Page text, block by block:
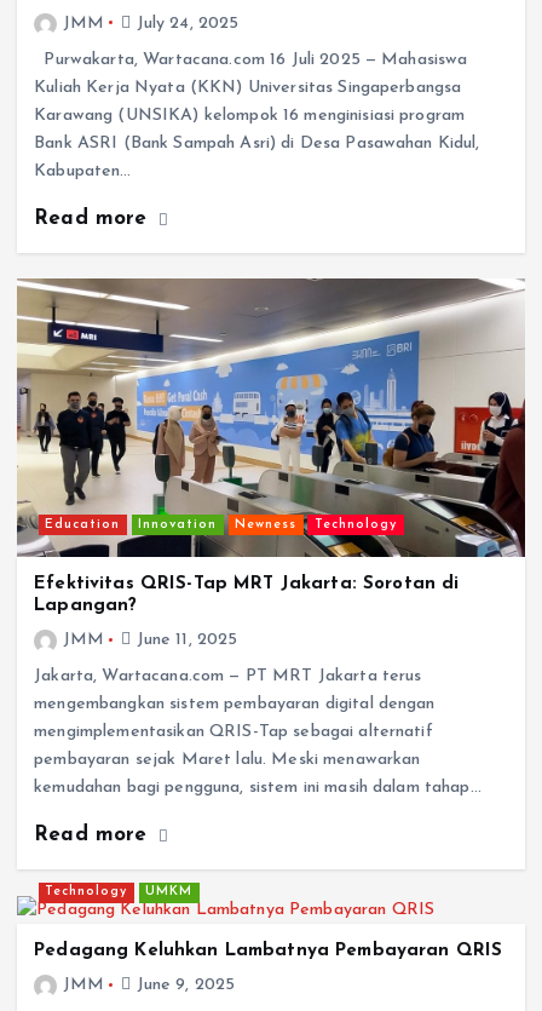
JMM
July 24, 2025
Purwakarta, Wartacana.com 16 Juli 2025 — Mahasiswa
Kuliah Kerja Nyata (KKN) Universitas Singaperbangsa
Karawang (UNSIKA) kelompok 16 menginisiasi program
Bank ASRI (Bank Sampah Asri) di Desa Pasawahan Kidul,
Kabupaten…
Read more
Education Innovation Newness Technology
Efektivitas QRIS-Tap MRT Jakarta: Sorotan di
Lapangan?
JMM
June 11, 2025
Jakarta, Wartacana.com — PT MRT Jakarta terus
mengembangkan sistem pembayaran digital dengan
mengimplementasikan QRIS-Tap sebagai alternatif
pembayaran sejak Maret lalu. Meski menawarkan
kemudahan bagi pengguna, sistem ini masih dalam tahap…
Read more
Technology UMKM
Pedagang Keluhkan Lambatnya Pembayaran QRIS
JMM
June 9, 2025